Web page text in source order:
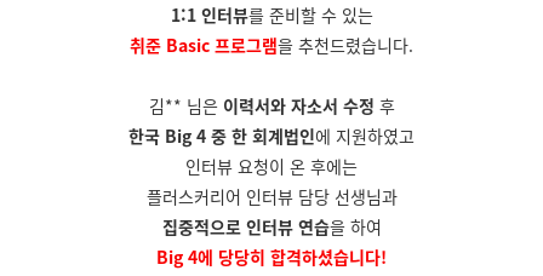
1:1 인터뷰를 준비할 수 있는
취준 Basic 프로그램을 추천드렸습니다.
김** 님은 이력서와 자소서 수정 후
한국 Big 4 중 한 회계법인에 지원하였고
인터뷰 요청이 온 후에는
플러스커리어 인터뷰 담당 선생님과
집중적으로 인터뷰 연습을 하여
Big 4에 당당히 합격하셨습니다!